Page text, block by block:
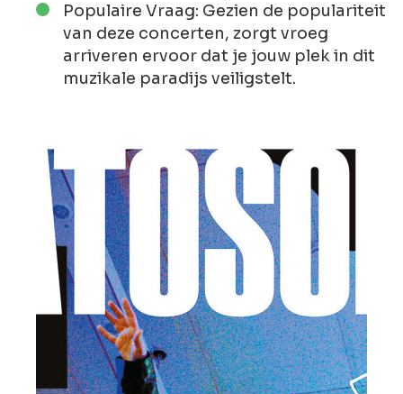
Populaire Vraag: Gezien de populariteit
van deze concerten, zorgt vroeg
arriveren ervoor dat je jouw plek in dit
muzikale paradijs veiligstelt.